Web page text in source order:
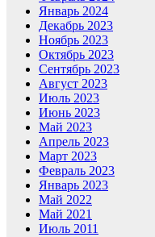
Январь 2024
Декабрь 2023
Ноябрь 2023
Октябрь 2023
Сентябрь 2023
Август 2023
Июль 2023
Июнь 2023
Май 2023
Апрель 2023
Март 2023
Февраль 2023
Январь 2023
Май 2022
Май 2021
Июль 2011